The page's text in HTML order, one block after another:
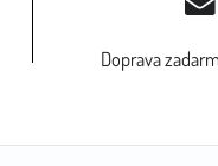
Doprava